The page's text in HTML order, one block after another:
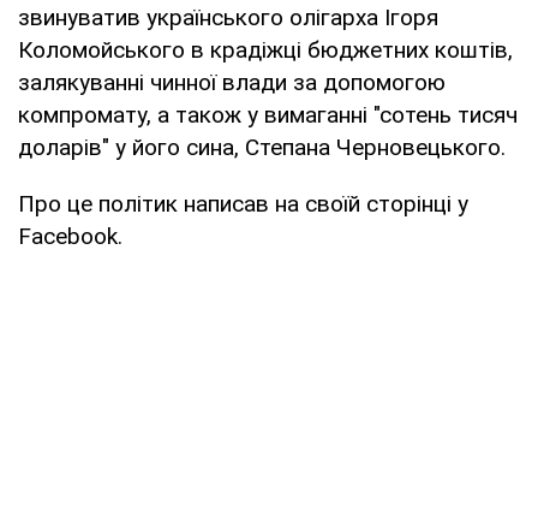
звинуватив українського олігарха Ігоря
Коломойського в крадіжці бюджетних коштів,
залякуванні чинної влади за допомогою
компромату, а також у вимаганні "сотень тисяч
доларів" у його сина, Степана Черновецького.
Про це політик написав на своїй сторінці у
Facebook.